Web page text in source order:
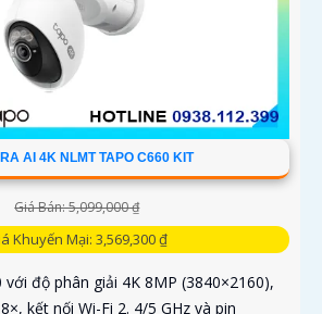
AI 4K NLMT TAPO C660 KIT
Giá Bán: 5,099,000 ₫
Khuyến Mại: 3,569,300 ₫
độ phân giải 4K 8MP (3840×2160),
kết nối Wi-Fi 2. 4/5 GHz và pin